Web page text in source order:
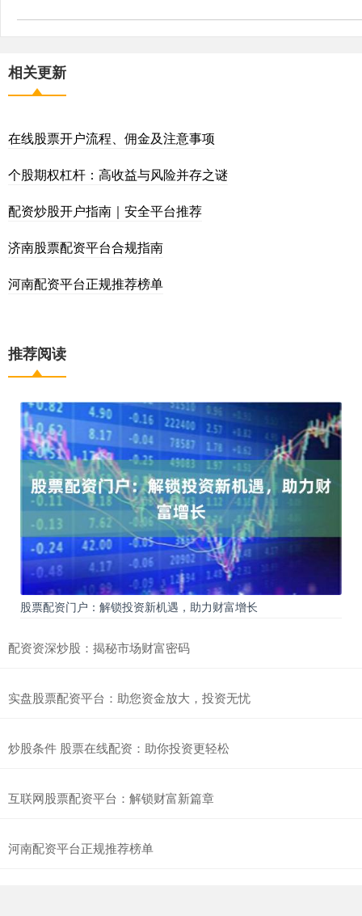
相关更新
在线股票开户流程、佣金及注意事项
个股期权杠杆：高收益与风险并存之谜
配资炒股开户指南｜安全平台推荐
济南股票配资平台合规指南
河南配资平台正规推荐榜单
推荐阅读
股票配资门户：解锁投资新机遇，助力财富增长
配资资深炒股：揭秘市场财富密码
实盘股票配资平台：助您资金放大，投资无忧
炒股条件 股票在线配资：助你投资更轻松
互联网股票配资平台：解锁财富新篇章
河南配资平台正规推荐榜单